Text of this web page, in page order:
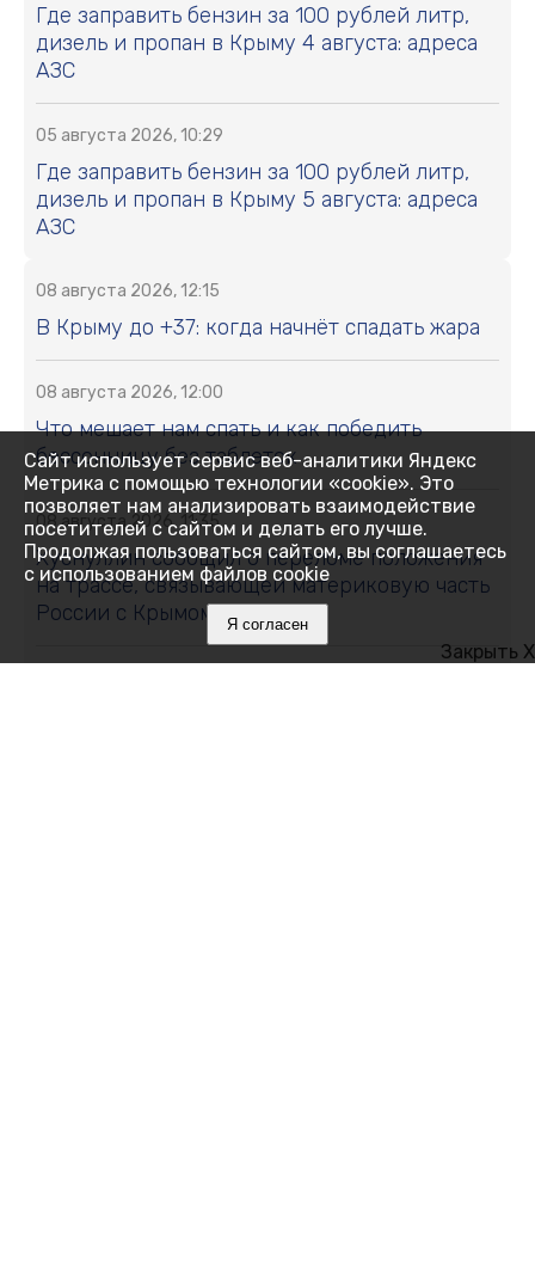
Где заправить бензин за 100 рублей литр,
дизель и пропан в Крыму 4 августа: адреса
АЗС
05 августа 2026, 10:29
Где заправить бензин за 100 рублей литр,
дизель и пропан в Крыму 5 августа: адреса
АЗС
08 августа 2026, 12:15
В Крыму до +37: когда начнёт спадать жара
08 августа 2026, 12:00
Что мешает нам спать и как победить
бессонницу без таблеток
08 августа 2026, 11:35
Хуснуллин сообщил о переломе положения
на трассе, связывающей материковую часть
России с Крымом
Закрыть X
Сайт использует сервис веб-аналитики Яндекс
Метрика с помощью технологии «cookie». Это
позволяет нам анализировать взаимодействие
посетителей с сайтом и делать его лучше.
Продолжая пользоваться сайтом, вы соглашаетесь
с использованием файлов cookie
Я согласен